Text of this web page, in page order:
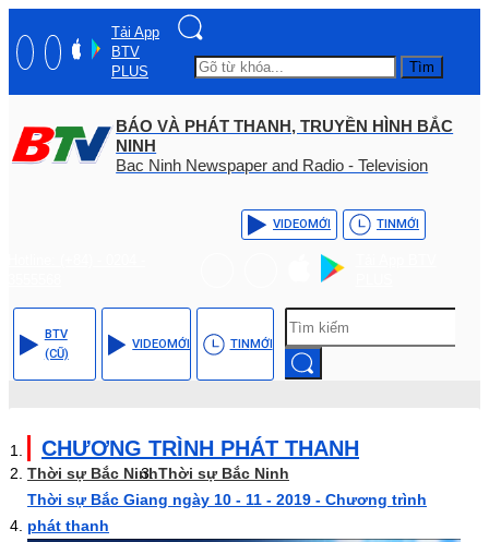
Tải App
BTV
PLUS
Tìm
BÁO VÀ PHÁT THANH, TRUYỀN HÌNH BẮC
NINH
Bac Ninh Newspaper and Radio - Television
VIDEOMỚI TINMỚI
BTV
(CŨ)
VIDEOMỚI TINMỚI
CHƯƠNG TRÌNH PHÁT THANH
Thời sự Bắc NinhThời sự Bắc Ninh
Thời sự Bắc Giang ngày 10 - 11 - 2019 - Chương trình
phát thanh